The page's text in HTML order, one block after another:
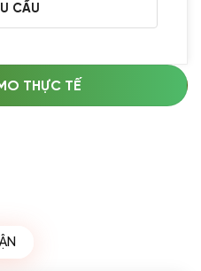
CẦU
tin doanh nghiệp
THỰC TẾ